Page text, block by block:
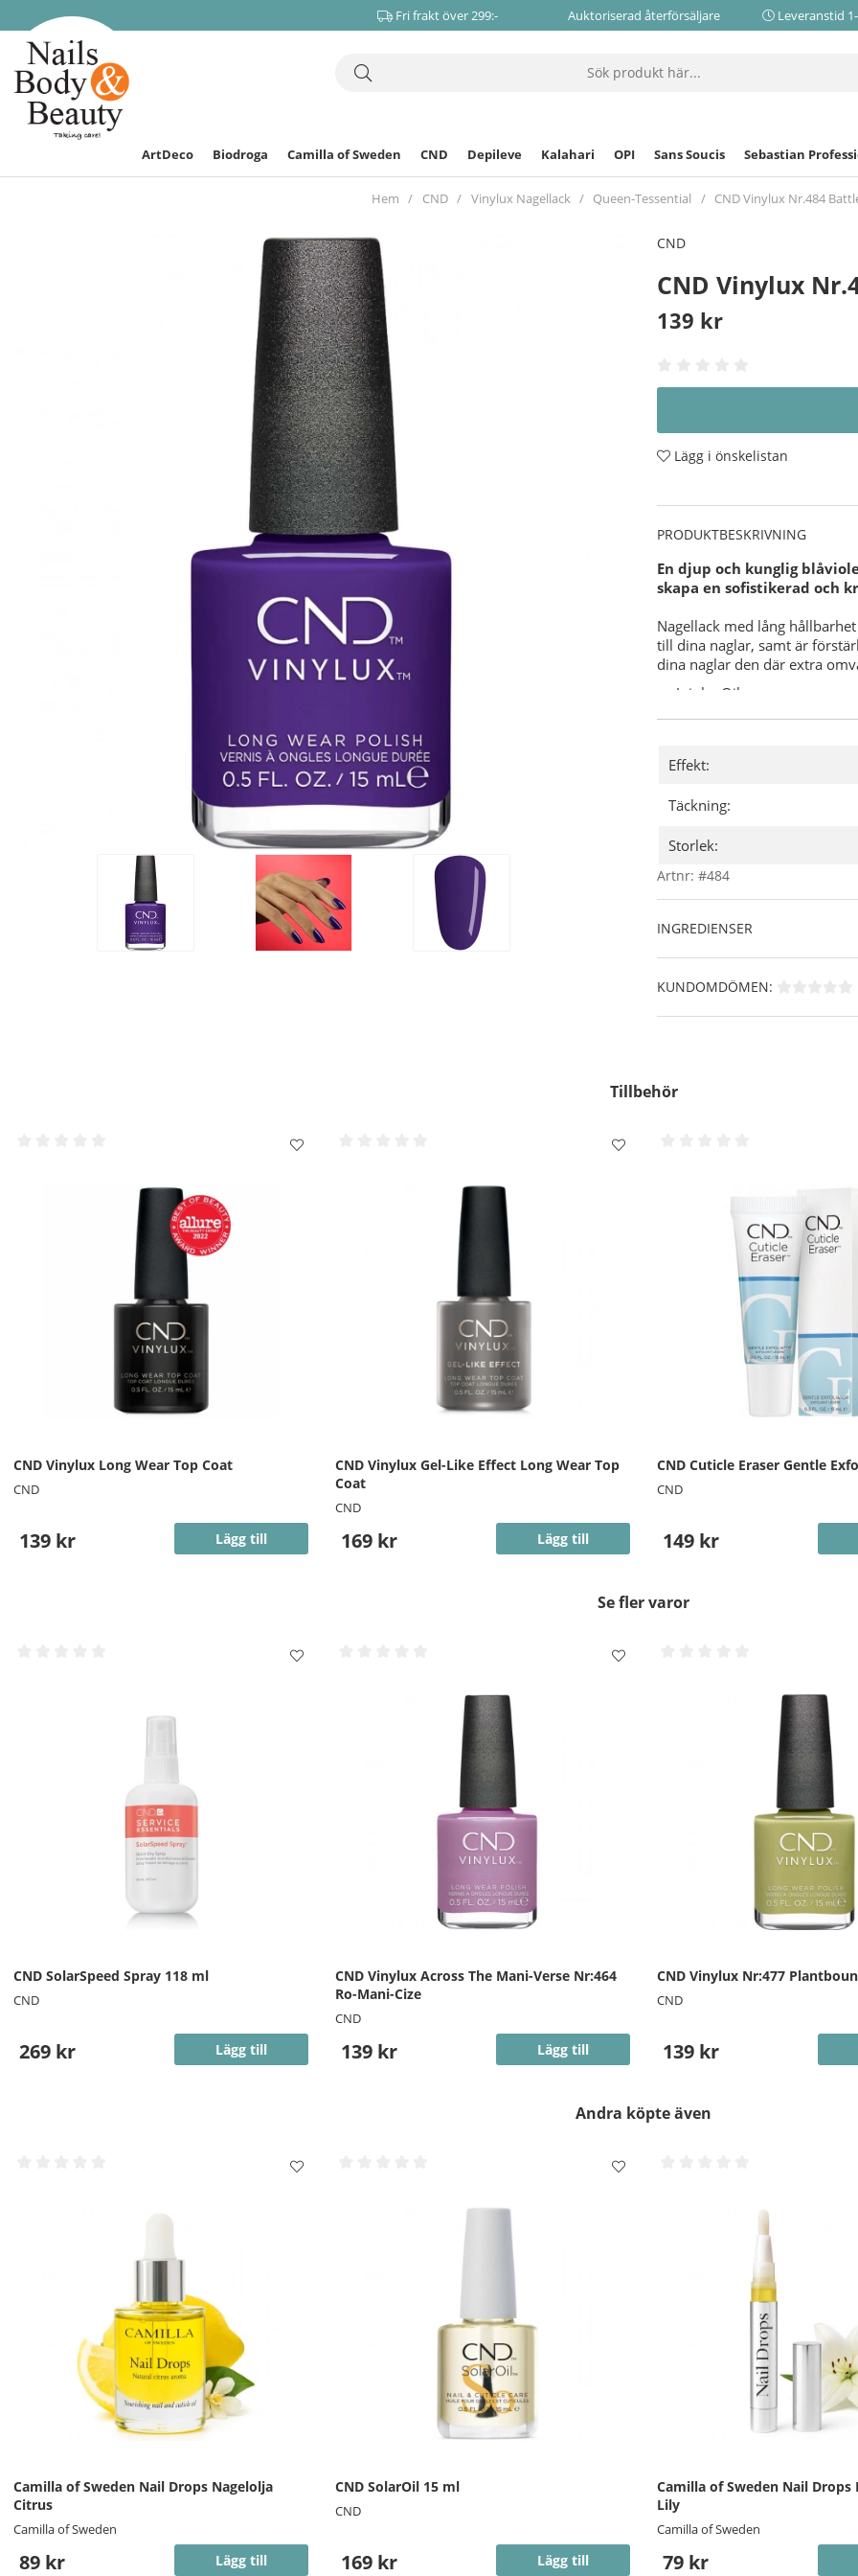
Fri frakt över 299:- Auktoriserad återförsäljare Leveranstid
ArtDeco Biodroga Camilla of Sweden CND Depileve Kalahari OPI Sans Soucis Sebastian
Hem CND Vinylux Nagellack Queen-Tessential CND Vinylux Nr.484
CND
CND Vinylux
139 kr
Lägg i önskelistan
PRODUKTBESKRIVNING
En djup och kunglig
skapa en sofistikerad och
Nagellack med lång
till dina naglar, samt är
dina naglar den där extra
Jojoba Oil.
Varför CND Vinylux?
"Base Coat" (underlack)
Användning:
Skaka flaskan ordentligt
Applicera ett tunt lager av
försegla nagelns framkant
Skaka sedan CND Vinylux
inte att försegla nagelns
Låt torka i 8,5 minuter.
Mätta en Ludd fri pads
från din nagel. Försök att
OBS!! - På vissa starka
borttagning.
Effekt:
Täckning:
Storlek:
Artnr: #484
INGREDIENSER
KUNDOMDÖMEN:
Tillbehör
CND Vinylux Long Wear Top Coat
CND
139 kr Lägg till
CND Vinylux Gel-Like Effect Long Wear Top
Coat
CND
169 kr Lägg till
CND Cuticle Eraser Gentle
CND
149 kr
Se fler varor
CND SolarSpeed Spray 118 ml
CND
269 kr Lägg till
CND Vinylux Across The Mani-Verse Nr:464
Ro-Mani-Cize
CND
139 kr Lägg till
CND Vinylux Nr:477
CND
139 kr
Andra köpte även
Camilla of Sweden Nail Drops Nagelolja
Citrus
Camilla of Sweden
89 kr Lägg till
CND SolarOil 15 ml
CND
169 kr Lägg till
Camilla of Sweden Nail Drops
Lily
Camilla of Sweden
79 kr